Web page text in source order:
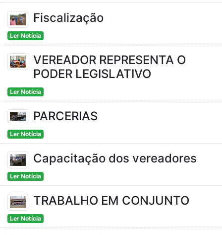
Fiscalização
Ler Notícia
VEREADOR REPRESENTA O
PODER LEGISLATIVO
Ler Notícia
PARCERIAS
Ler Notícia
Capacitação dos vereadores
Ler Notícia
TRABALHO EM CONJUNTO
Ler Notícia